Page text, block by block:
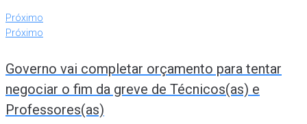
Próximo
Próximo
Governo vai completar orçamento para tentar
negociar o fim da greve de Técnicos(as) e
Professores(as)